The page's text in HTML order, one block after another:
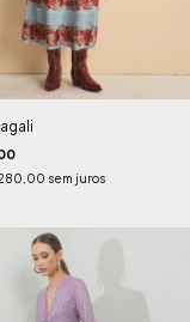
sem juros